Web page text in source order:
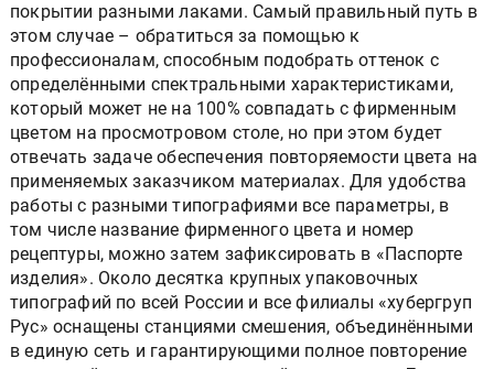
покрытии разными лаками. Самый правильный путь в
этом случае – обратиться за помощью к
профессионалам, способным подобрать оттенок с
определёнными спектральными характеристиками,
который может не на 100% совпадать с фирменным
цветом на просмотровом столе, но при этом будет
отвечать задаче обеспечения повторяемости цвета на
применяемых заказчиком материалах. Для удобства
работы с разными типографиями все параметры, в
том числе название фирменного цвета и номер
рецептуры, можно затем зафиксировать в «Паспорте
изделия». Около десятка крупных упаковочных
типографий по всей России и все филиалы «хубергруп
Рус» оснащены станциями смешения, объединёнными
в единую сеть и гарантирующими полное повторение